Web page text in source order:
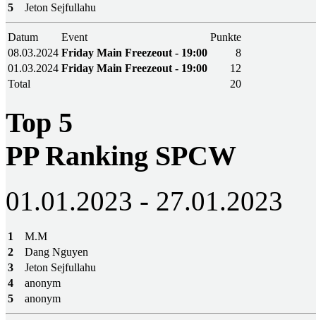
5
Jeton Sejfullahu
Datum Event
Punkte
08.03.2024 Friday Main Freezeout - 19:00
8
01.03.2024 Friday Main Freezeout - 19:00
12
Total
20
Top 5
PP Ranking SPCW
01.01.2023 - 27.01.2023
1
M.M
2
Dang Nguyen
3
Jeton Sejfullahu
4
anonym
5
anonym